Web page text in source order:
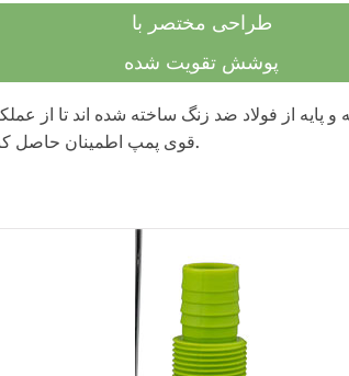
طراحی مختصر با
پوشش تقویت شده
و پایه از فولاد ضد زنگ ساخته شده اند تا از
قوی پمپ اطمینان حاصل کنند.